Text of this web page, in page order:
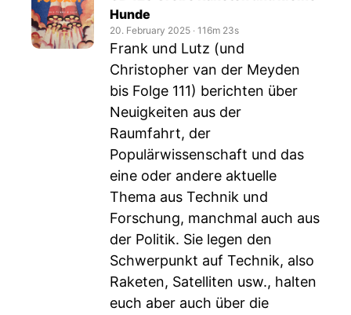
Hunde
20. February 2025 ‧ 116m 23s
Frank und Lutz (und
Christopher van der Meyden
bis Folge 111) berichten über
Neuigkeiten aus der
Raumfahrt, der
Populärwissenschaft und das
eine oder andere aktuelle
Thema aus Technik und
Forschung, manchmal auch aus
der Politik. Sie legen den
Schwerpunkt auf Technik, also
Raketen, Satelliten usw., halten
euch aber auch über die